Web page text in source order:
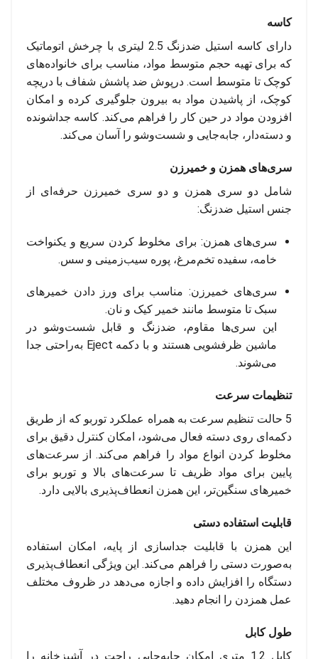
کاسه
دارای کاسه استیل ضدزنگ 2.5 لیتری با چرخش اتوماتیک
که برای تهیه حجم متوسط مواد، مناسب برای خانواده‌های
کوچک تا متوسط است. درپوش ضد پاشش شفاف با دریچه
کوچک، از پاشیدن مواد به بیرون جلوگیری کرده و امکان
افزودن مواد در حین کار را فراهم می‌کند. کاسه جداشونده
و دسته‌دار، جابه‌جایی و شست‌وشو را آسان می‌کند.
سری‌های همزن و خمیرزن
شامل دو سری همزن و دو سری خمیرزن حرفه‌ای از
جنس استیل ضدزنگ:
سری‌های همزن: برای مخلوط کردن سریع و یکنواخت
خامه، سفیده تخم‌مرغ، پوره سیب‌زمینی و سس.
سری‌های خمیرزن: مناسب برای ورز دادن خمیرهای
سبک تا متوسط مانند خمیر کیک و نان.
این سری‌ها مقاوم، ضدزنگ و قابل شست‌وشو در
ماشین ظرفشویی هستند و با دکمه Eject به‌راحتی جدا
می‌شوند.
تنظیمات سرعت
5 حالت تنظیم سرعت به همراه عملکرد توربو که از طریق
دکمه‌ای روی دسته فعال می‌شود، امکان کنترل دقیق برای
مخلوط کردن انواع مواد را فراهم می‌کند. از سرعت‌های
پایین برای مواد ظریف تا سرعت‌های بالا و توربو برای
خمیرهای سنگین‌تر، این همزن انعطاف‌پذیری بالایی دارد.
قابلیت استفاده دستی
این همزن با قابلیت جداسازی از پایه، امکان استفاده
به‌صورت دستی را فراهم می‌کند. این ویژگی انعطاف‌پذیری
دستگاه را افزایش داده و اجازه می‌دهد در ظروف مختلف
عمل همزدن را انجام دهید.
طول کابل
کابل 1.2 متری امکان جابه‌جایی راحت در آشپزخانه را